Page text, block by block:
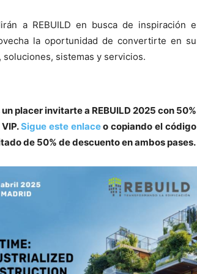
a REBUILD en busca de inspiración e
la oportunidad de convertirte en su
sistemas y servicios.
un placer invitarte a REBUILD 2025 con 50%
Sigue este enlaceo copiando el código
de 50% de descuento en ambos pases.